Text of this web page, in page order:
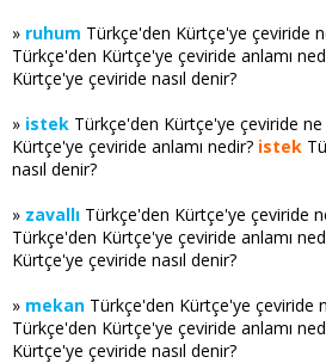
» ruhum Türkçe'den Kürtçe'ye çeviride
Türkçe'den Kürtçe'ye çeviride anlamı
Kürtçe'ye çeviride nasıl denir?
» istek Türkçe'den Kürtçe'ye çeviride
Kürtçe'ye çeviride anlamı nedir? istek
nasıl denir?
» zavallı Türkçe'den Kürtçe'ye çeviride
Türkçe'den Kürtçe'ye çeviride anlamı
Kürtçe'ye çeviride nasıl denir?
» mekan Türkçe'den Kürtçe'ye çeviride
Türkçe'den Kürtçe'ye çeviride anlamı
Kürtçe'ye çeviride nasıl denir?